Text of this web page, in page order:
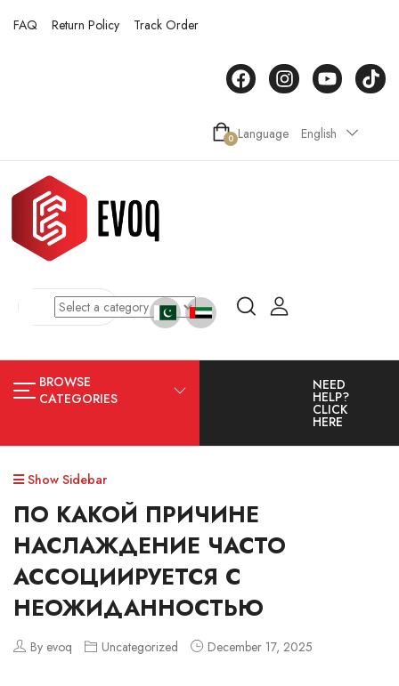
FAQ Return Policy Track Order
0 Language English
BROWSE
CATEGORIES
NEED
HELP?
CLICK
HERE
Show Sidebar
ПО КАКОЙ ПРИЧИНЕ
НАСЛАЖДЕНИЕ ЧАСТО
АССОЦИИРУЕТСЯ С
НЕОЖИДАННОСТЬЮ
By evoq Uncategorized December 17, 2025